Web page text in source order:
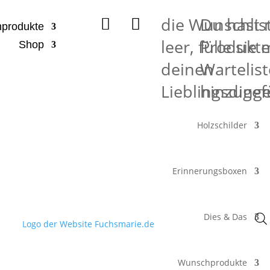
Shop
 
die
leer, fülle sie
deinen
Du hast
Holzschilder
Erinnerungsboxen
Dies & Das
Wunschprodukte